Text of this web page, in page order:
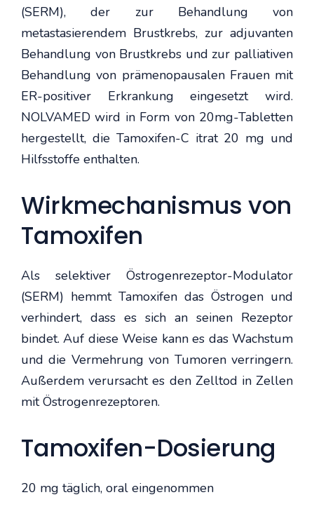
(SERM), der zur Behandlung von
metastasierendem Brustkrebs, zur adjuvanten
Behandlung von Brustkrebs und zur palliativen
Behandlung von prämenopausalen Frauen mit
ER-positiver Erkrankung eingesetzt wird.
NOLVAMED wird in Form von 20mg-Tabletten
hergestellt, die Tamoxifen-C itrat 20 mg und
Hilfsstoffe enthalten.
Wirkmechanismus von
Tamoxifen
Als selektiver Östrogenrezeptor-Modulator
(SERM) hemmt Tamoxifen das Östrogen und
verhindert, dass es sich an seinen Rezeptor
bindet. Auf diese Weise kann es das Wachstum
und die Vermehrung von Tumoren verringern.
Außerdem verursacht es den Zelltod in Zellen
mit Östrogenrezeptoren.
Tamoxifen-Dosierung
20 mg täglich, oral eingenommen